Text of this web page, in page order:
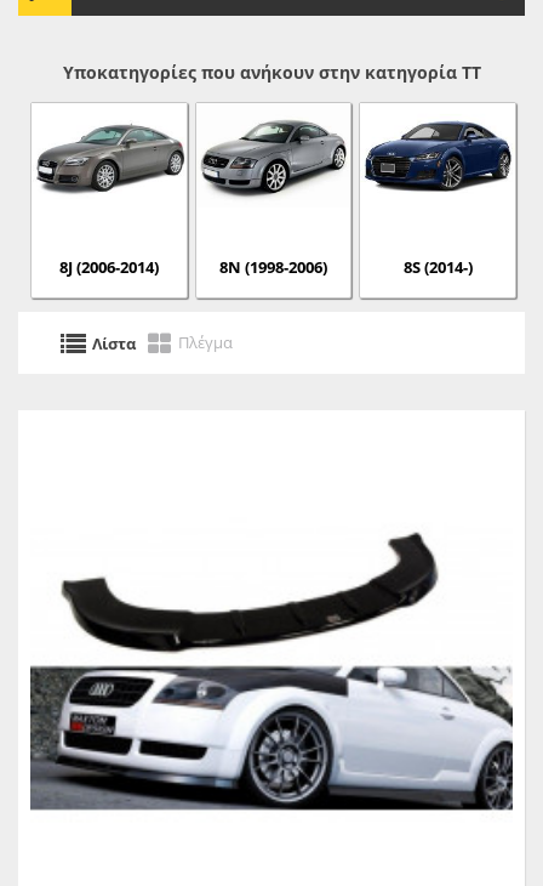
Υποκατηγορίες που ανήκουν στην κατηγορία TT
8J (2006-2014) 8N (1998-2006) 8S (2014-)
Λίστα Πλέγμα